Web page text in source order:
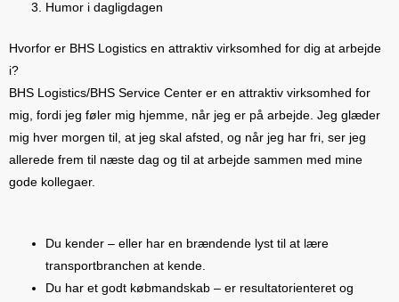
Humor i dagligdagen
Hvorfor er BHS Logistics en attraktiv virksomhed for dig at arbejde
i?
BHS Logistics/BHS Service Center er en attraktiv virksomhed for
mig, fordi jeg føler mig hjemme, når jeg er på arbejde. Jeg glæder
mig hver morgen til, at jeg skal afsted, og når jeg har fri, ser jeg
allerede frem til næste dag og til at arbejde sammen med mine
gode kollegaer.
Du kender – eller har en brændende lyst til at lære
transportbranchen at kende.
Du har et godt købmandskab – er resultatorienteret og